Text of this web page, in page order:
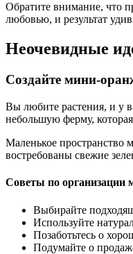
Обратите внимание, что
любовью, и результат
Неочевидные
Создайте мини-
Вы любите растения, и у
небольшую ферму, которая
Маленькое пространство
востребованы свежие
Советы по организации
Выбирайте
Используйте
Позаботьтесь о
Подумайте о